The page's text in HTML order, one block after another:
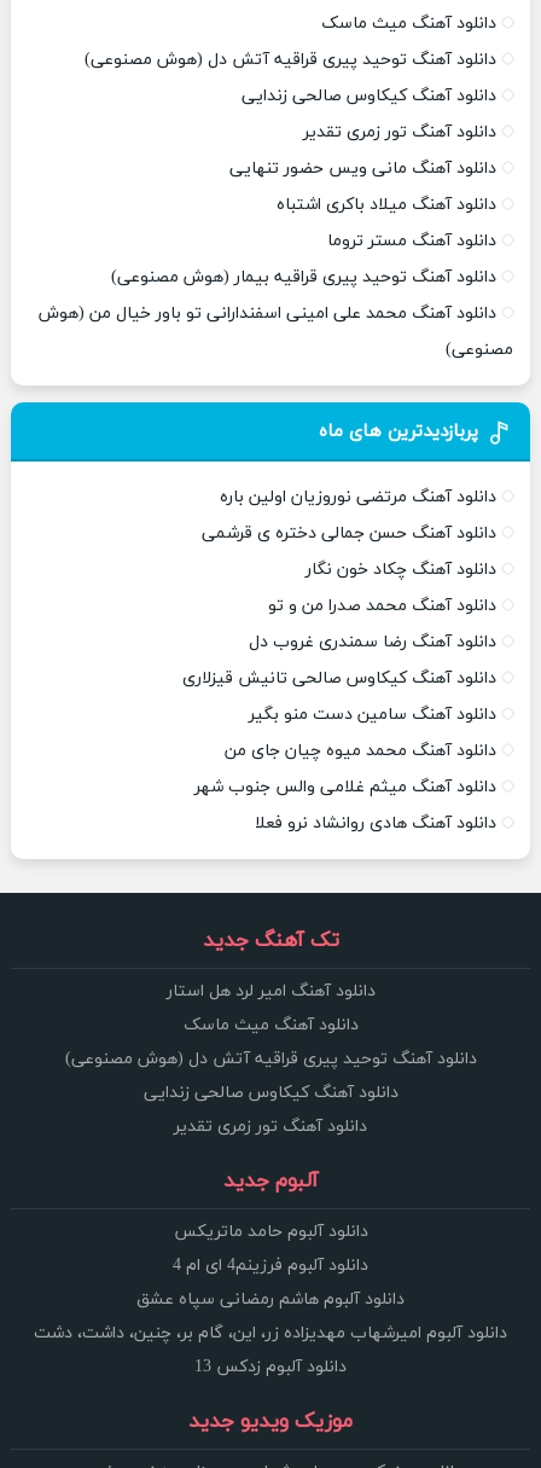
دانلود آهنگ میث ماسک
دانلود آهنگ توحید پیری قراقیه آتش دل (هوش مصنوعی)
دانلود آهنگ کیکاوس صالحی زندایی
دانلود آهنگ تور زمری تقدیر
دانلود آهنگ مانی ویس حضور تنهایی
دانلود آهنگ میلاد باکری اشتباه
دانلود آهنگ مستر تروما
دانلود آهنگ توحید پیری قراقیه بیمار (هوش مصنوعی)
دانلود آهنگ محمد علی امینی اسفندارانی تو باور خیال من (هوش
مصنوعی)
پربازدیدترین های ماه
دانلود آهنگ مرتضی نوروزیان اولین باره
دانلود آهنگ حسن جمالی دختره ی قرشمی
دانلود آهنگ چکاد خون نگار
دانلود آهنگ محمد صدرا من و تو
دانلود آهنگ رضا سمندری غروب دل
دانلود آهنگ کیکاوس صالحی تانیش قیزلاری
دانلود آهنگ سامین دست منو بگیر
دانلود آهنگ محمد میوه چیان جای من
دانلود آهنگ میثم غلامی والس جنوب شهر
دانلود آهنگ هادی روانشاد نرو فعلا
تک آهنگ جدید
دانلود آهنگ امیر لرد هل استار
دانلود آهنگ میث ماسک
دانلود آهنگ توحید پیری قراقیه آتش دل (هوش مصنوعی)
دانلود آهنگ کیکاوس صالحی زندایی
دانلود آهنگ تور زمری تقدیر
آلبوم جدید
دانلود آلبوم حامد ماتریکس
دانلود آلبوم فرزینم4 ای ام 4
دانلود آلبوم هاشم رمضانی سپاه عشق
دانلود آلبوم امیرشهاب مهدیزاده زر، این، گام بر، چنین، داشت، دشت
دانلود آلبوم زدکس 13
موزیک ویدیو جدید